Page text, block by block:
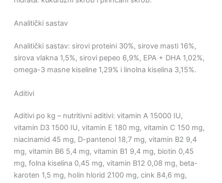
Analitički sastav
Analitički sastav: sirovi proteini 30%, sirove masti 16%,
sirova vlakna 1,5%, sirovi pepeo 6,9%, EPA + DHA 1,02%,
omega-3 masne kiseline 1,29% i linolna kiselina 3,15%.
Aditivi
Aditivi po kg – nutritivni aditivi: vitamin A 15000 IU,
vitamin D3 1500 IU, vitamin E 180 mg, vitamin C 150 mg,
niacinamid 45 mg, D-pantenol 18,7 mg, vitamin B2 9,4
mg, vitamin B6 5,4 mg, vitamin B1 9,4 mg, biotin 0,45
mg, folna kiselina 0,45 mg, vitamin B12 0,08 mg, beta-
karoten 1,5 mg, holin hlorid 2100 mg, cink 84,6 mg,